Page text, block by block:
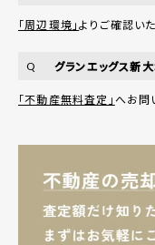
「周辺環境」よりご確認い
Q グランエッグス新
「不動産無料査定」へお問